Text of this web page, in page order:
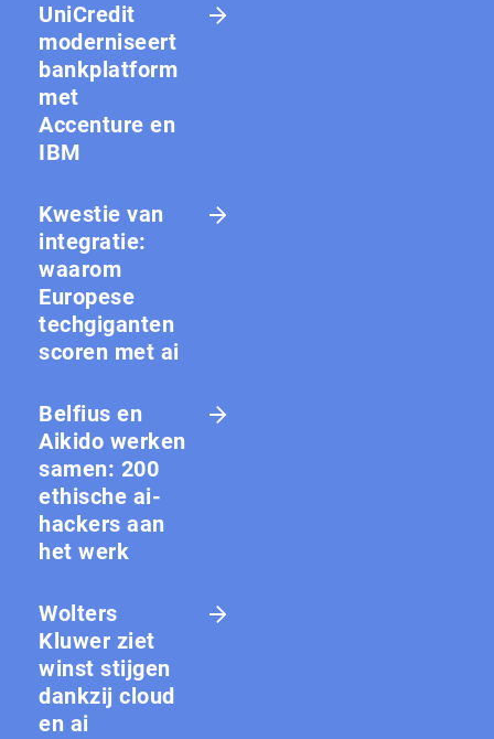
UniCredit
moderniseert
bankplatform
met
Accenture en
IBM
Kwestie van
integratie:
waarom
Europese
techgiganten
scoren met ai
Belfius en
Aikido werken
samen: 200
ethische ai-
hackers aan
het werk
Wolters
Kluwer ziet
winst stijgen
dankzij cloud
en ai